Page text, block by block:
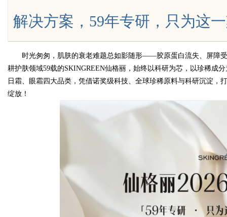
解决方案，59年专研，只为这
时光匆匆，肌肤的衰老难题总如影随形——胶原蛋白流失、屏障
耕护肤领域59载的SKINGREEN仙格丽，始终以科研为芯，以珍稀成
日霜、眼霜四大品类，凭借诺奖级科技、全球珍稀原料与科研沉淀，
绽放！